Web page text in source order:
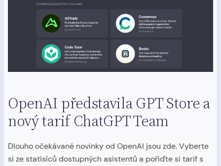
OpenAI představila GPT Store a
nový tarif ChatGPT Team
Dlouho očekávané novinky od OpenAI jsou zde. Vyberte
si ze statisíců dostupných asistentů a pořiďte si tarif s